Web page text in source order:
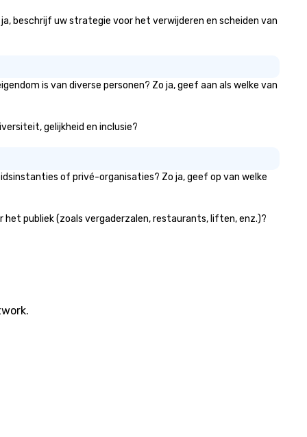
beschrijf uw strategie voor het verwijderen en scheiden van
is van diverse personen? Zo ja, geef aan als welke van
gelijkheid en inclusie?
of privé-organisaties? Zo ja, geef op van welke
publiek (zoals vergaderzalen, restaurants, liften, enz.)?